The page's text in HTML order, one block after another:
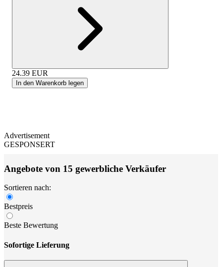
24.39 EUR
In den Warenkorb legen
Advertisement
GESPONSERT
Angebote von 15 gewerbliche Verkäufer
Sortieren nach:
Bestpreis
Beste Bewertung
Sofortige Lieferung